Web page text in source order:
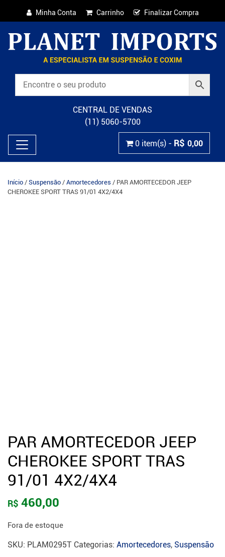
Minha Conta Carrinho Finalizar Compra
CENTRAL DE VENDAS
(11) 5060-5700
0 item(s) - R$ 0,00
Início / Suspensão / Amortecedores / PAR AMORTECEDOR JEEP
CHEROKEE SPORT TRAS 91/01 4X2/4X4
PAR AMORTECEDOR JEEP
CHEROKEE SPORT TRAS
91/01 4X2/4X4
R$ 460,00
Fora de estoque
SKU: PLAM0295T Categorias: Amortecedores, Suspensão